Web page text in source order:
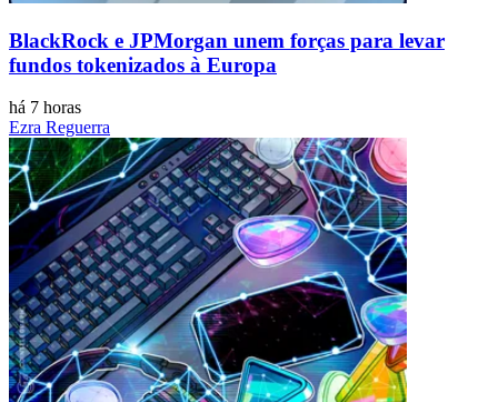
BlackRock e JPMorgan unem forças para levar
fundos tokenizados à Europa
há 7 horas
Ezra Reguerra